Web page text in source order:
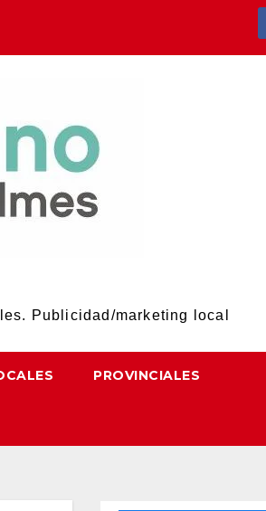
Publicidad/marketing local
PROVINCIALES